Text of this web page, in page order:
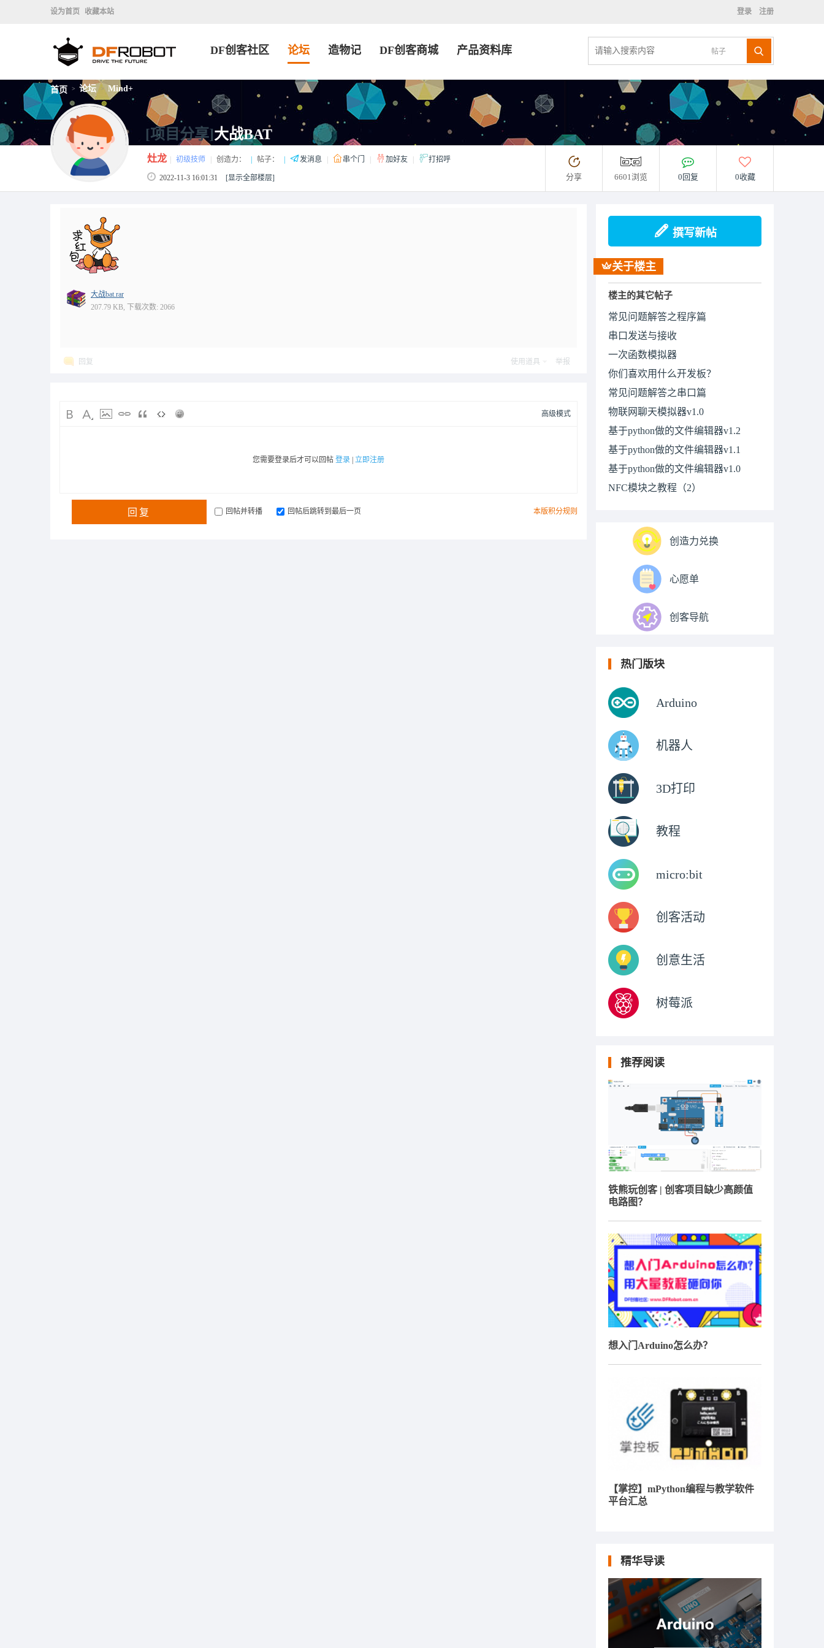
设为首页 收藏本站 登录 注册
帖子
DF创客社区 论坛 造物记 DF创客商城 产品资料库
首页 > 论坛 > Mind+
[项目分享]大战BAT
灶龙 初级技师 创造力： 帖子： 发消息 串个门 加好友 打招呼
2022-11-3 16:01:31 [显示全部楼层] 分享 6601浏览 0回复 0收藏
大战bat.rar
207.79 KB, 下载次数: 2066
回复 使用道具 举报
高级模式
您需要登录后才可以回帖 登录 立即注册
本版积分规则
回复 回帖并转播 回帖后跳转到最后一页
撰写新帖
关于楼主
楼主的其它帖子
常见问题解答之程序篇
串口发送与接收
一次函数模拟器
你们喜欢用什么开发板？
常见问题解答之串口篇
物联网聊天模拟器v1.0
基于python做的文件编辑器v1.2
基于python做的文件编辑器v1.1
基于python做的文件编辑器v1.0
NFC模块之教程（2）
创造力兑换
心愿单
创客导航
热门版块
Arduino
机器人
3D打印
教程
micro:bit
创客活动
创意生活
树莓派
推荐阅读
铁熊玩创客 | 创客项目缺少高颜值
电路图？
想入门Arduino怎么办？
【掌控】mPython编程与教学软件
平台汇总
精华导读